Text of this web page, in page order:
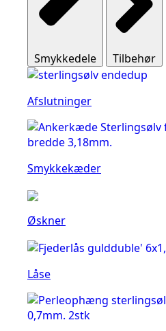
Smykkedele Tilbehør
Afslutninger
Smykkekæder
Øskner
Låse